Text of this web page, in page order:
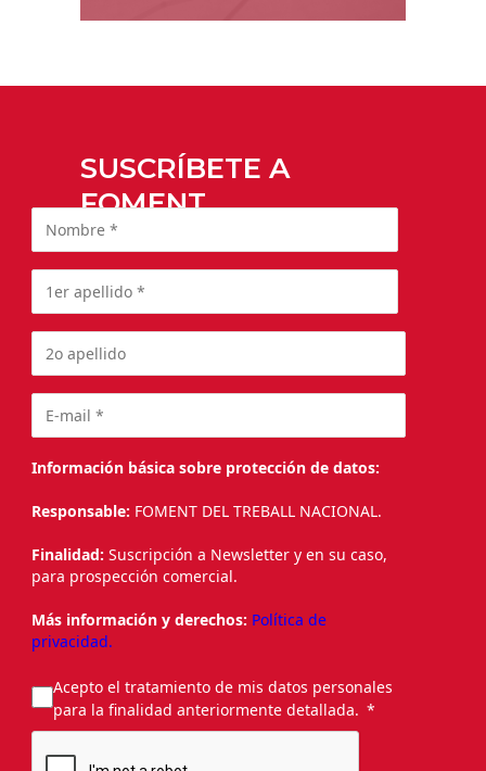
SUSCRÍBETE A
FOMENT
Información básica sobre protección de datos:
Responsable: FOMENT DEL TREBALL NACIONAL.
Finalidad: Suscripción a Newsletter y en su caso,
para prospección comercial.
Más información y derechos: Política de
privacidad.
Acepto el tratamiento de mis datos personales
para la finalidad anteriormente detallada.